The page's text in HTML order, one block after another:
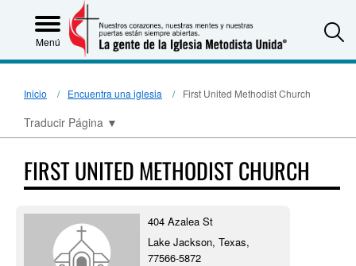
Menú
Inicio Encuentra una iglesia First United Methodist Church
Traducir Página ▼
FIRST UNITED METHODIST CHURCH
404 Azalea St
Lake Jackson, Texas,
77566-5872